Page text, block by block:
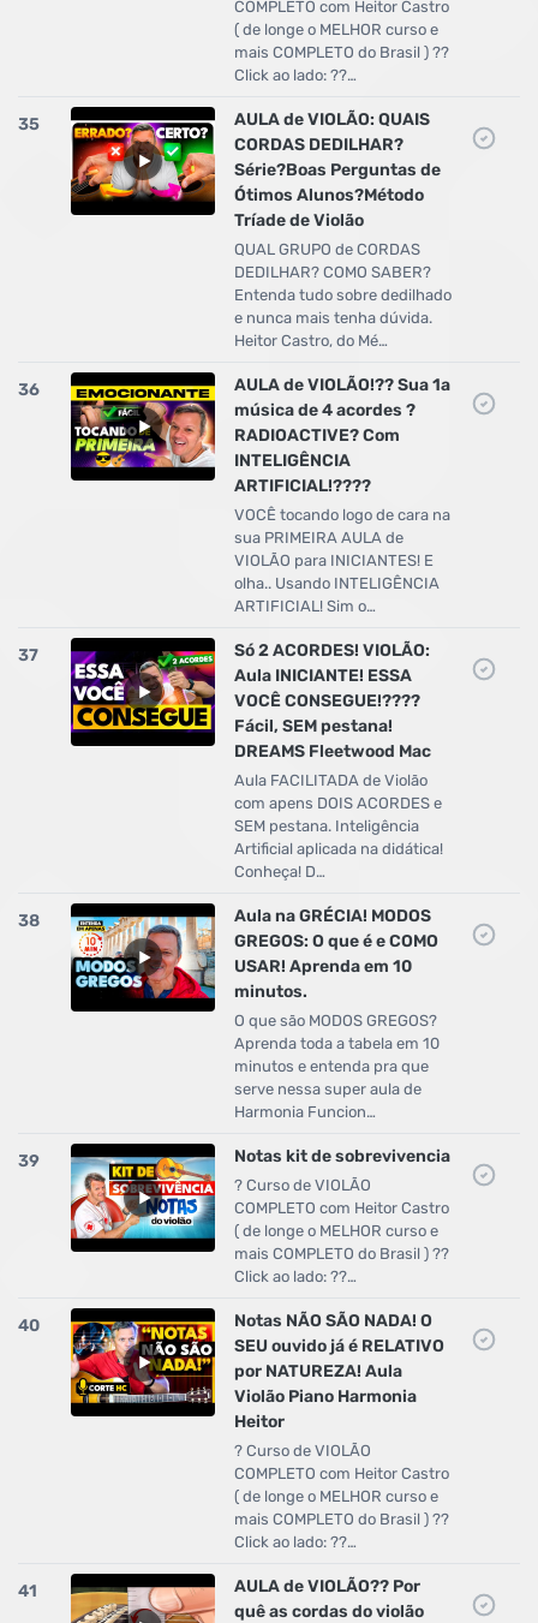
COMPLETO com Heitor Castro
( de longe o MELHOR curso e
mais COMPLETO do Brasil ) ??
Click ao lado: ??…
35
AULA de VIOLÃO: QUAIS
CORDAS DEDILHAR?
Série?Boas Perguntas de
Ótimos Alunos?Método
Tríade de Violão
QUAL GRUPO de CORDAS
DEDILHAR? COMO SABER?
Entenda tudo sobre dedilhado
e nunca mais tenha dúvida.
Heitor Castro, do Mé…
36
AULA de VIOLÃO!?? Sua 1a
música de 4 acordes ?
RADIOACTIVE? Com
INTELIGÊNCIA
ARTIFICIAL!????
VOCÊ tocando logo de cara na
sua PRIMEIRA AULA de
VIOLÃO para INICIANTES! E
olha.. Usando INTELIGÊNCIA
ARTIFICIAL! Sim o…
37
Só 2 ACORDES! VIOLÃO:
Aula INICIANTE! ESSA
VOCÊ CONSEGUE!????
Fácil, SEM pestana!
DREAMS Fleetwood Mac
Aula FACILITADA de Violão
com apens DOIS ACORDES e
SEM pestana. Inteligência
Artificial aplicada na didática!
Conheça! D…
38
Aula na GRÉCIA! MODOS
GREGOS: O que é e COMO
USAR! Aprenda em 10
minutos.
O que são MODOS GREGOS?
Aprenda toda a tabela em 10
minutos e entenda pra que
serve nessa super aula de
Harmonia Funcion…
39 Notas kit de sobrevivencia
? Curso de VIOLÃO
COMPLETO com Heitor Castro
( de longe o MELHOR curso e
mais COMPLETO do Brasil ) ??
Click ao lado: ??…
40
Notas NÃO SÃO NADA! O
SEU ouvido já é RELATIVO
por NATUREZA! Aula
Violão Piano Harmonia
Heitor
? Curso de VIOLÃO
COMPLETO com Heitor Castro
( de longe o MELHOR curso e
mais COMPLETO do Brasil ) ??
Click ao lado: ??…
41
AULA de VIOLÃO?? Por
quê as cordas do violão